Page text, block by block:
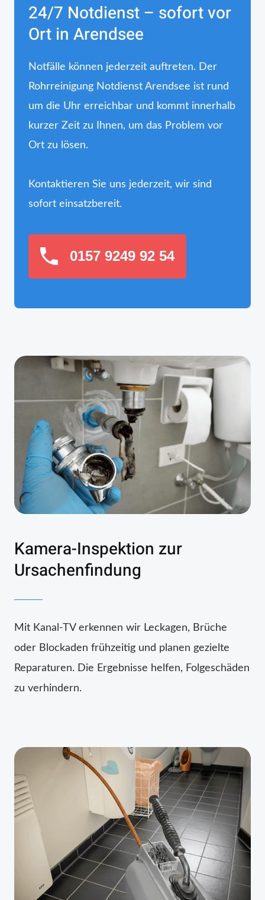
24/7 Notdienst – sofort vor
Ort in Arendsee
Notfälle können jederzeit auftreten. Der
Rohrreinigung Notdienst Arendsee ist rund
um die Uhr erreichbar und kommt innerhalb
kurzer Zeit zu Ihnen, um das Problem vor
Ort zu lösen.
Kontaktieren Sie uns jederzeit, wir sind
sofort einsatzbereit.
0157 9249 92 54
Kamera-Inspektion zur
Ursachenfindung
Mit Kanal-TV erkennen wir Leckagen, Brüche
oder Blockaden frühzeitig und planen gezielte
Reparaturen. Die Ergebnisse helfen, Folgeschäden
zu verhindern.